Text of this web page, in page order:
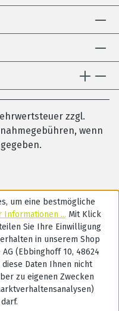
zzgl.
wenn
um eine bestmögliche
Informationen ... Mit Klick
Sie Ihre Einwilligung
in unserem Shop
(Ebbinghoff 10, 48624
Daten Ihnen nicht
zu eigenen Zwecken